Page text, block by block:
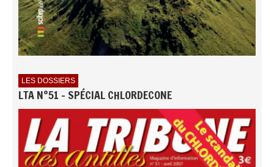
LES DOSSIERS
LTA N°51 - SPÉCIAL CHLORDECONE